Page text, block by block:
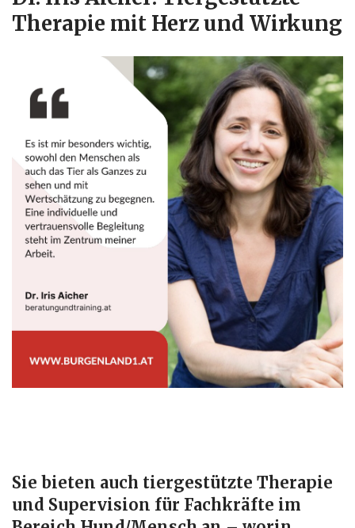
Therapie mit Herz und Wirkung
Sie bieten auch tiergestützte Therapie
und Supervision für Fachkräfte im